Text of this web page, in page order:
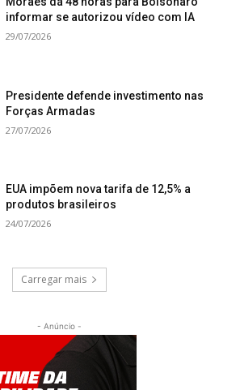
informar se autorizou vídeo com IA
29/07/2026
Presidente defende investimento nas
Forças Armadas
27/07/2026
EUA impõem nova tarifa de 12,5% a
produtos brasileiros
24/07/2026
Carregar mais
- Anúncio -